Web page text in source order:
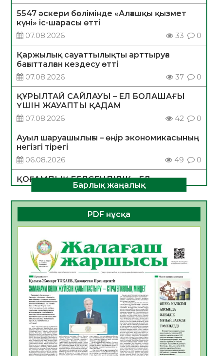
5547 әскери бөлімінде «Алғашқы қызмет
күні» іс-шарасы өтті
07.08.2026
33 0
Қаржылық сауаттылықты арттыруға
бағытталған кездесу өтті
07.08.2026
37 0
ҚҰРЫЛТАЙ САЙЛАУЫ – ЕЛ БОЛАШАҒЫ
ҮШІН ЖАУАПТЫ ҚАДАМ
07.08.2026
42 0
Ауыл шаруашылығы – өңір экономикасының
негізгі тірегі
06.08.2026
49 0
ҚОҒАМДЫҚ БЕЛСЕНДІЛІК – ЕЛ
ДАМУЫНЫҢ НЕГІЗІ
06.08.2026
47 0
ҚҰРЫЛТАЙ САЙЛАУЫ – БОЛАШАҚҚА
БАСТАР ЖАУАПТЫ ТАҢДАУ
06.08.2026
Инфекциялық ауруларға қарсы иммундау
жұмыстарының тиімділігі
06.08.2026
51
Көкжөтел ауруы туралы
06.08.2026
49
АПВ вакцинасы туралы мәлімет
06.08.2026
47
Барлық жаңалық
PDF нұсқа